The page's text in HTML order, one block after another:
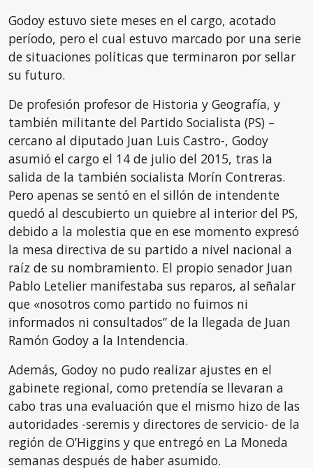
Godoy estuvo siete meses en el cargo, acotado
período, pero el cual estuvo marcado por una serie
de situaciones políticas que terminaron por sellar
su futuro.
De profesión profesor de Historia y Geografía, y
también militante del Partido Socialista (PS) –
cercano al diputado Juan Luis Castro-, Godoy
asumió el cargo el 14 de julio del 2015, tras la
salida de la también socialista Morín Contreras.
Pero apenas se sentó en el sillón de intendente
quedó al descubierto un quiebre al interior del PS,
debido a la molestia que en ese momento expresó
la mesa directiva de su partido a nivel nacional a
raíz de su nombramiento. El propio senador Juan
Pablo Letelier manifestaba sus reparos, al señalar
que «nosotros como partido no fuimos ni
informados ni consultados” de la llegada de Juan
Ramón Godoy a la Intendencia.
Además, Godoy no pudo realizar ajustes en el
gabinete regional, como pretendía se llevaran a
cabo tras una evaluación que el mismo hizo de las
autoridades -seremis y directores de servicio- de la
región de O’Higgins y que entregó en La Moneda
semanas después de haber asumido.